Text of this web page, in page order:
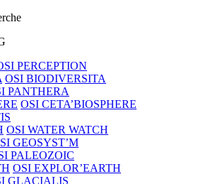
PERCEPTION
OSI BIODIVERSITA
PANTHERA
OSI CETA’BIOSPHERE
OSI WATER WATCH
GEOSYST’M
PALEOZOIC
OSI EXPLOR’EARTH
GLACIALIS